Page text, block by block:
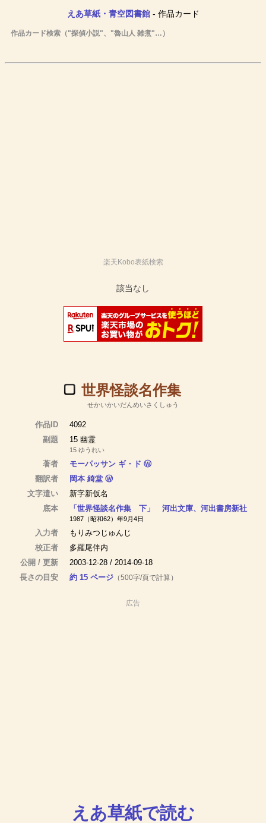
えあ草紙・青空図書館- 作品カード
作品カード検索（"探偵小説"、"魯山人 雑煮"…）
楽天Kobo表紙検索
世界怪談名作集
せかいかいだんめいさくしゅう
作品ID
4092
副題
15 幽霊
15 ゆうれい
著者 モーパッサン ギ・ド Ⓦ
翻訳者
岡本 綺堂 Ⓦ
文字遣い
新字新仮名
底本
「世界怪談名作集 下」 河出文庫、河出書房新社
1987（昭和62）年9月4日
入力者
もりみつじゅんじ
校正者
多羅尾伴内
公開 / 更新
2003-12-28 / 2014-09-18
長さの目安
約 15 ページ（500字/頁で計算）
広告
えあ草紙で読む